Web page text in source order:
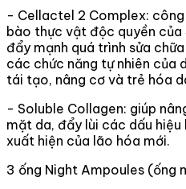
- Cellactel 2 Complex:
bào thực vật độc quyền của
đẩy mạnh quá trình sửa
các chức năng tự nhiên của
tái tạo, nâng cơ và trẻ hóa
- Soluble Collagen: giúp
mặt da, đẩy lùi các dấu hiệu
xuất hiện của lão hóa mới.
3 ống Night Ampoules (ống